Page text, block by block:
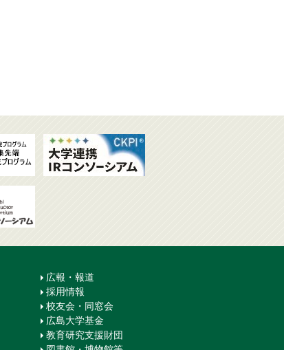
広報・報道
採用情報
校友会・同窓会
広島大学基金
教育研究支援財団